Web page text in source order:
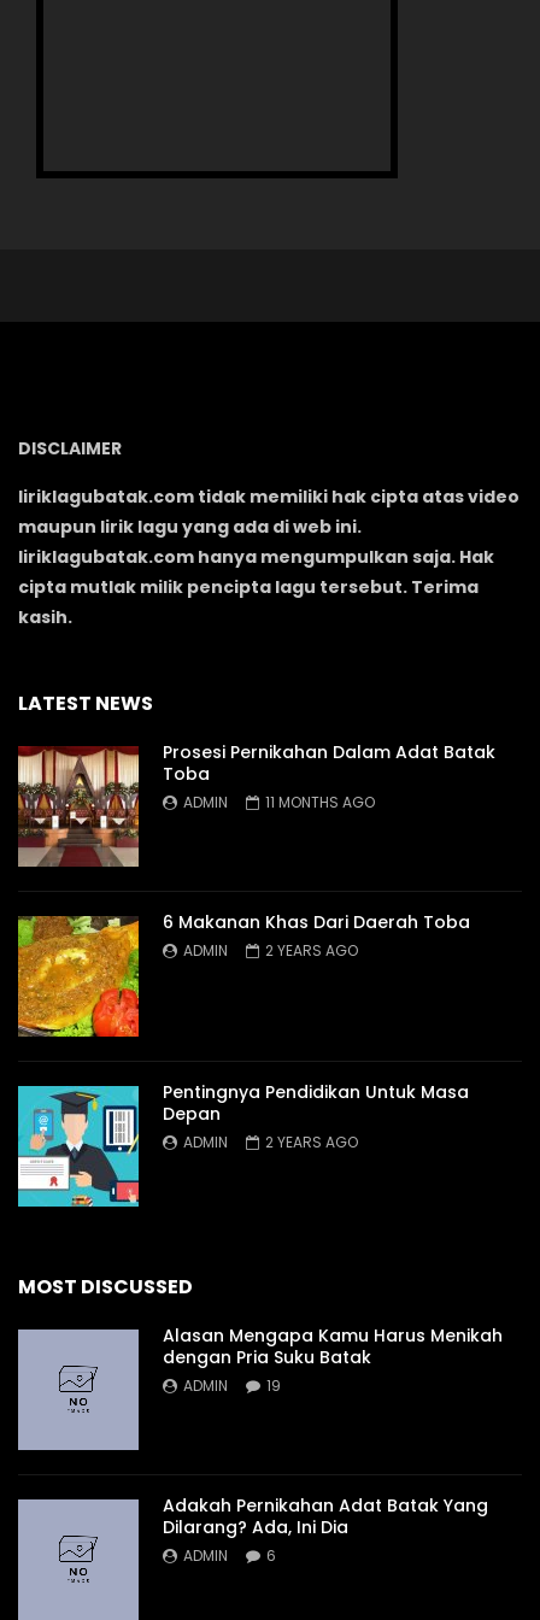
DISCLAIMER
liriklagubatak.com tidak memiliki hak cipta atas video
maupun lirik lagu yang ada di web ini.
liriklagubatak.com hanya mengumpulkan saja. Hak
cipta mutlak milik pencipta lagu tersebut. Terima
kasih.
LATEST NEWS
Prosesi Pernikahan Dalam Adat Batak
Toba
ADMIN 11 MONTHS AGO
6 Makanan Khas Dari Daerah Toba
ADMIN 2 YEARS AGO
Pentingnya Pendidikan Untuk Masa
Depan
ADMIN 2 YEARS AGO
MOST DISCUSSED
Alasan Mengapa Kamu Harus Menikah
dengan Pria Suku Batak
ADMIN 19
Adakah Pernikahan Adat Batak Yang
Dilarang? Ada, Ini Dia
ADMIN 6